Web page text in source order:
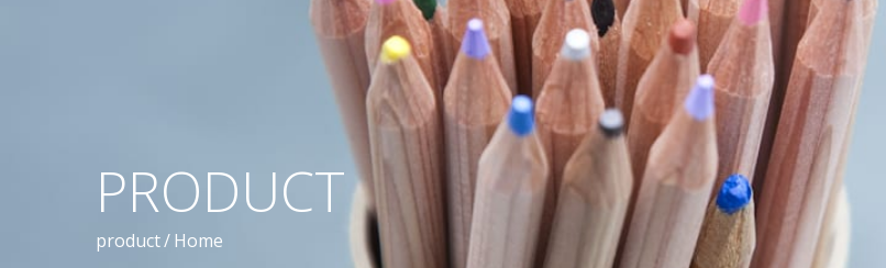
PRODUCT
Home
/
product